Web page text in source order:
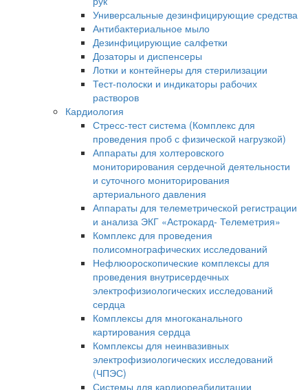
Универсальные дезинфицирующие средства
Антибактериальное мыло
Дезинфицирующие салфетки
Дозаторы и диспенсеры
Лотки и контейнеры для стерилизации
Тест-полоски и индикаторы рабочих
растворов
Кардиология
Стресс-тест система (Комплекс для
проведения проб с физической нагрузкой)
Аппараты для холтеровского
мониторирования сердечной деятельности
и суточного мониторирования
артериального давления
Аппараты для телеметрической регистрации
и анализа ЭКГ «Астрокард- Телеметрия»
Комплекс для проведения
полисомнографических исследований
Нефлюороскопические комплексы для
проведения внутрисердечных
электрофизиологических исследований
сердца
Комплексы для многоканального
картирования сердца
Комплексы для неинвазивных
электрофизиологических исследований
(ЧПЭС)
Системы для кардиореабилитации